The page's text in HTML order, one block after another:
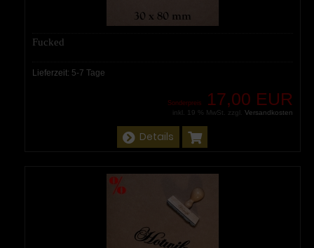
Fucked
Lieferzeit: 5-7 Tage
Sonderpreis 17,00 EUR
inkl. 19 % MwSt. zzgl. Versandkosten
Details